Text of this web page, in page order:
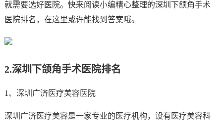
就需要选好医院。快来阅读小编精心整理的深圳下颌角手术
医院排名，在这里或许能找到答案哦。
2.深圳下颌角手术医院排名
1、深圳广济医疗美容医院
深圳广济医疗美容是一家专业的医疗机构，设有医疗美容科